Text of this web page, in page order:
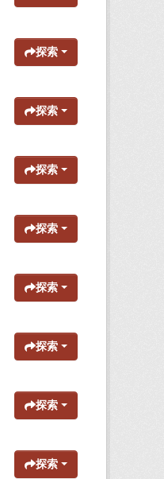
探索
探索
探索
探索
探索
探索
探索
探索